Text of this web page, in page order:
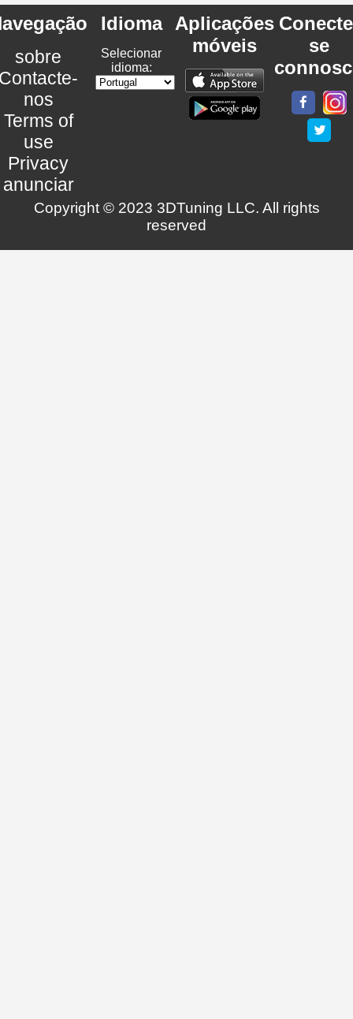
sobre
nos
Terms of
use
Privacy
anunciar
Idioma
Selecionar
idioma:
Aplicações
móveis
se
Copyright © 2023 3DTuning LLC. All rights
reserved